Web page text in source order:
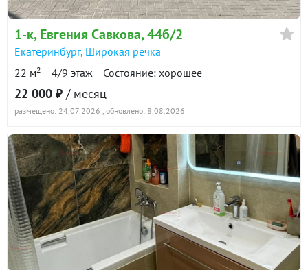
1-к, Евгения Савкова, 44б/2
Екатеринбург, Широкая речка
22 м2 4/9 этаж Состояние: хорошее
22 000 ₽ / месяц
размещено: 24.07.2026 , обновлено: 8.08.2026